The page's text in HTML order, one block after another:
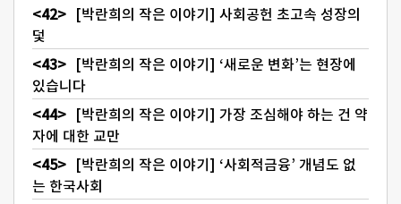
[박란희의 작은 이야기] 사회공헌 초고속 성장의
덫
[박란희의 작은 이야기] ‘새로운 변화’는 현장에
있습니다
[박란희의 작은 이야기] 가장 조심해야 하는 건 약
자에 대한 교만
[박란희의 작은 이야기] ‘사회적금융’ 개념도 없
는 한국사회